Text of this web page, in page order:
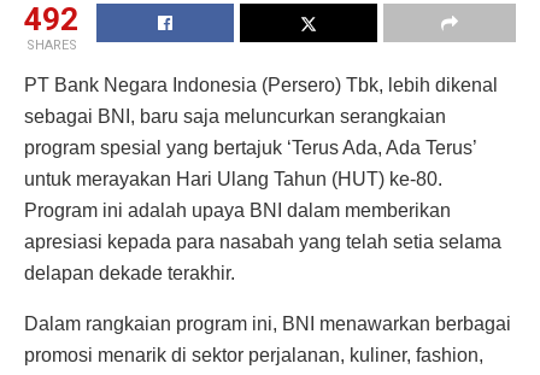
492
SHARES
PT Bank Negara Indonesia (Persero) Tbk, lebih dikenal
sebagai BNI, baru saja meluncurkan serangkaian
program spesial yang bertajuk ‘Terus Ada, Ada Terus’
untuk merayakan Hari Ulang Tahun (HUT) ke-80.
Program ini adalah upaya BNI dalam memberikan
apresiasi kepada para nasabah yang telah setia selama
delapan dekade terakhir.
Dalam rangkaian program ini, BNI menawarkan berbagai
promosi menarik di sektor perjalanan, kuliner, fashion,